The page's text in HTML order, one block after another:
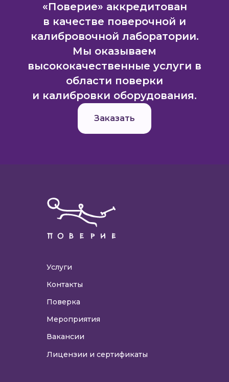
«Поверие» аккредитован
в качестве поверочной и
калибровочной лаборатории.
Мы оказываем
высококачественные услуги в
области поверки
и калибровки оборудования.
Заказать
Контакты
Мероприятия
Вакансии
Лицензии и сертификаты
Услуги
Поверка